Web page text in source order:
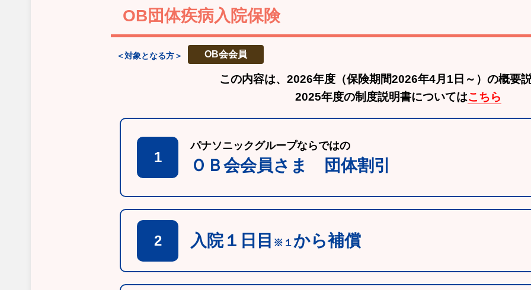
OB団体疾病入院保険
＜対象となる方＞ OB会会員
この内容は、2026年度 （保険期間2026年4月1日～）の概要説
2025年度の制度説明書についてはこちら
1
パナソニックグループならではの
ＯＢ会会員さま 団体割引
2 入院１日目 ※１ から補償